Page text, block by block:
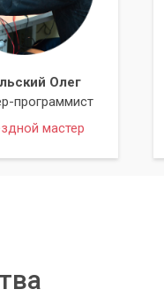
работы
чистка от
Мастер» уже
Олег
программист
мастер